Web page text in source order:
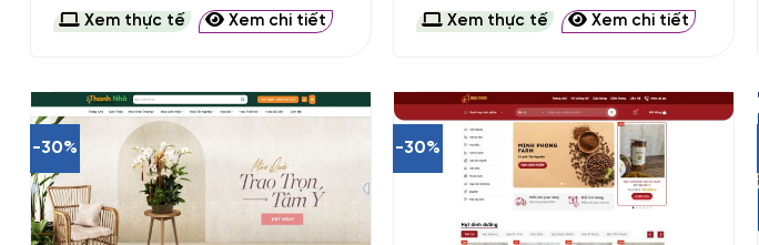
Xem thực tế Xem chi tiết Xem thực tế Xem chi tiết
-30% -30%